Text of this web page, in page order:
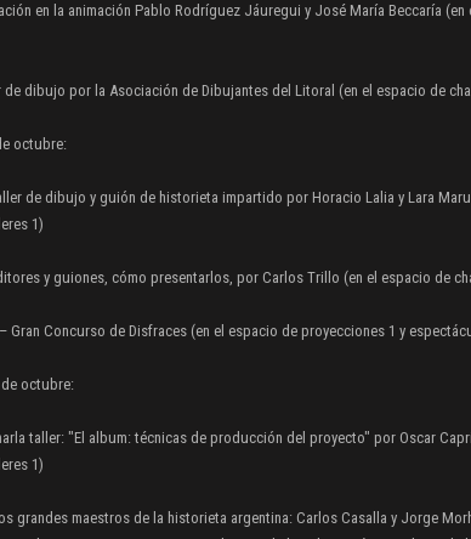
en la animación Pablo Rodríguez Jáuregui y José María Beccaría (en
de dibujo por la Asociación de Dibujantes del Litoral (en el espacio de
octubre:
de dibujo y guión de historieta impartido por Horacio Lalia y Lara
1)
y guiones, cómo presentarlos, por Carlos Trillo (en el espacio de
Gran Concurso de Disfraces (en el espacio de proyecciones 1 y
octubre:
taller: "El album: técnicas de producción del proyecto" por Oscar
1)
grandes maestros de la historieta argentina: Carlos Casalla y Jorge